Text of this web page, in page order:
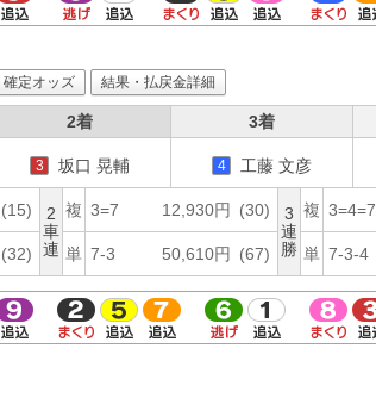
確定オッズ 結果・払戻金詳細
2着 3着
3 坂口 晃輔 4 工藤 文彦
(15)
2
車
連
複 3=7 12,930円 (30)
3
連
勝
複 3=4=7
(32) 単 7-3 50,610円 (67) 単 7-3-4